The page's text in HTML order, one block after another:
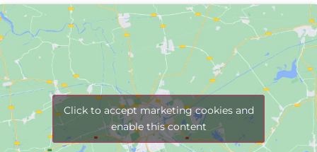
Click to accept marketing cookies and
enable this content